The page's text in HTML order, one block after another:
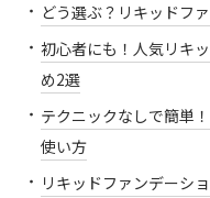
どう選ぶ？リキッドフ
初心者にも！人気リキ
め2選
テクニックなしで簡単
使い方
リキッドファンデーシ